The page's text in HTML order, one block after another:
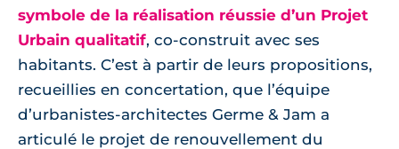
symbole de la réalisation réussie d’un Projet
Urbain qualitatif, co-construit avec ses
habitants. C’est à partir de leurs propositions,
recueillies en concertation, que l’équipe
d’urbanistes-architectes Germe & Jam a
articulé le projet de renouvellement du